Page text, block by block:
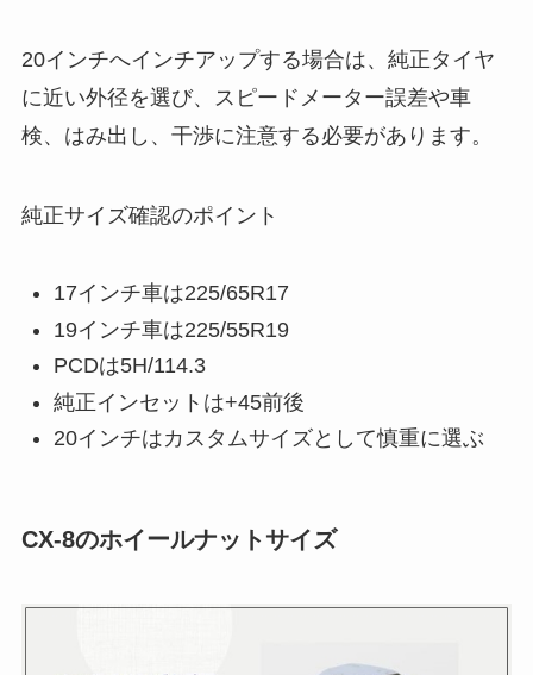
20インチへインチアップする場合は、純正タイヤ
に近い外径を選び、スピードメーター誤差や車
検、はみ出し、干渉に注意する必要があります。
純正サイズ確認のポイント
17インチ車は225/65R17
19インチ車は225/55R19
PCDは5H/114.3
純正インセットは+45前後
20インチはカスタムサイズとして慎重に選ぶ
CX-8のホイールナットサイズ